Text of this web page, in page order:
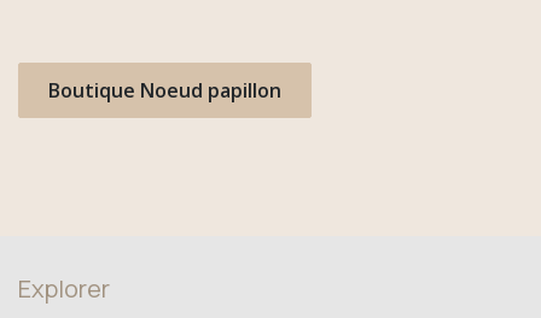
Boutique Noeud papillon
Explorer